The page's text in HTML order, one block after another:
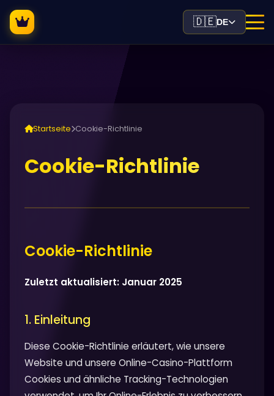
🇩🇪DE
Startseite Cookie-Richtlinie
Cookie-Richtlinie
Cookie-Richtlinie
Zuletzt aktualisiert: Januar 2025
1. Einleitung
Diese Cookie-Richtlinie erläutert, wie unsere
Website und unsere Online-Casino-Plattform
Cookies und ähnliche Tracking-Technologien